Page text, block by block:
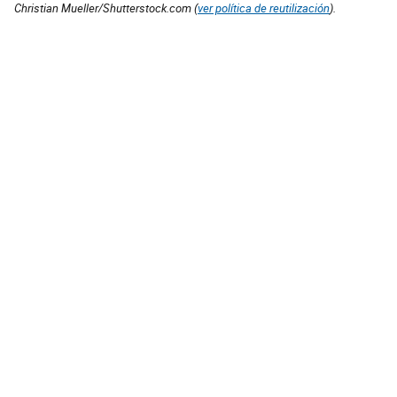
Christian Mueller/Shutterstock.com (ver política de reutilización).